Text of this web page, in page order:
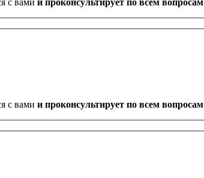
с вами и проконсультирует по всем вопросам
с вами и проконсультирует по всем вопросам